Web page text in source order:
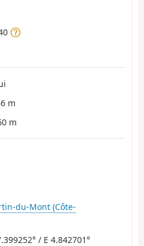
m
m
du-Mont (Côte-
/ E 4.842701°